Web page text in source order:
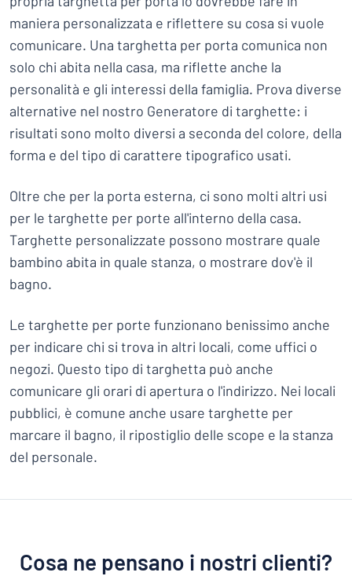
maniera personalizzata e riflettere su cosa si vuole
comunicare. Una targhetta per porta comunica non
solo chi abita nella casa, ma riflette anche la
personalità e gli interessi della famiglia. Prova diverse
alternative nel nostro Generatore di targhette: i
risultati sono molto diversi a seconda del colore, della
forma e del tipo di carattere tipografico usati.
Oltre che per la porta esterna, ci sono molti altri usi
per le targhette per porte all'interno della casa.
Targhette personalizzate possono mostrare quale
bambino abita in quale stanza, o mostrare dov'è il
bagno.
Le targhette per porte funzionano benissimo anche
per indicare chi si trova in altri locali, come uffici o
negozi. Questo tipo di targhetta può anche
comunicare gli orari di apertura o l'indirizzo. Nei locali
pubblici, è comune anche usare targhette per
marcare il bagno, il ripostiglio delle scope e la stanza
del personale.
Cosa ne pensano i nostri clienti?